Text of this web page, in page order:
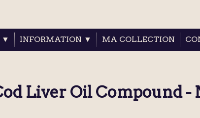
▼ INFORMATION ▼ MA COLLECTION
Liver Oil Compound -